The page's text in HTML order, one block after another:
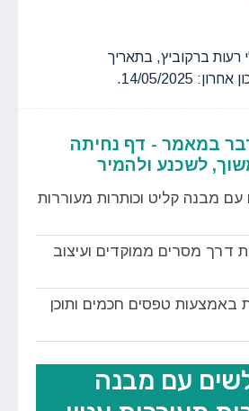
ברקוביץ, בתאריך
במאמר - דף נחיתה
לשכנע ולהמיר
עם מבנה קליט וכותרות מעוררות
דרך מסרים ממוקדים ועיצוב
באמצעות טפסים חכמים ותוכן
עם מבנה